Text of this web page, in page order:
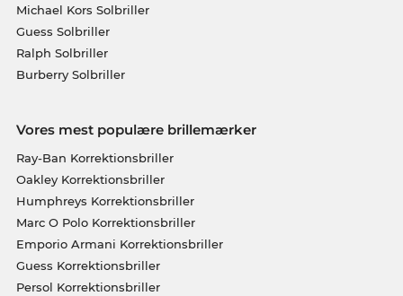
Michael Kors Solbriller
Guess Solbriller
Ralph Solbriller
Burberry Solbriller
Vores mest populære brillemærker
Ray-Ban Korrektionsbriller
Oakley Korrektionsbriller
Humphreys Korrektionsbriller
Marc O Polo Korrektionsbriller
Emporio Armani Korrektionsbriller
Guess Korrektionsbriller
Persol Korrektionsbriller